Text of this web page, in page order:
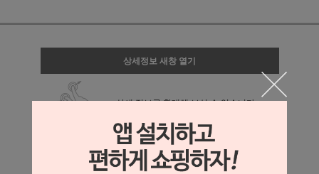
상세정보 새창 열기
상세 정보를 확대해 보실 수 있습니다.